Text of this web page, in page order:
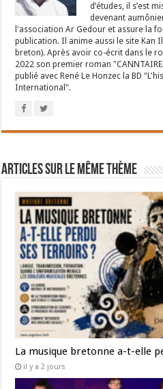
d’études, il s’est
devenant
l'association Ar Gedour et assure la
publication. Il anime aussi le site Kan
breton). Après avoir co-écrit dans le
2022 son premier roman
publié avec René Le Honzec la BD
International".
Articles sur le même thème
La musique bretonne a-t-elle
il y a 2 jours